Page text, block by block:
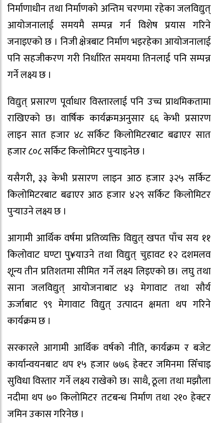
निर्माणाधीन तथा निर्माणको अन्तिम चरणमा रहेका जलविद्युत्
आयोजनालाई समयमै सम्पन्न गर्न विशेष प्रयास गरिने
जनाइएको छ । निजी क्षेत्रबाट निर्माण भइरहेका आयोजनालाई
पनि सहजीकरण गरी निर्धारित समयमा तिनलाई पनि सम्पन्न
गर्ने लक्ष्य छ ।
विद्युत् प्रसारण पूर्वाधार विस्तारलाई पनि उच्च प्राथमिकतामा
राखिएको छ। वार्षिक कार्यक्रमअनुसार ६६ केभी प्रसारण
लाइन सात हजार ४८ सर्किट किलोमिटरबाट बढाएर सात
हजार ८०८ सर्किट किलोमिटर पुर्‍याइनेछ ।
यसैगरी, ३३ केभी प्रसारण लाइन आठ हजार ३२५ सर्किट
किलोमिटरबाट बढाएर आठ हजार ४२९ सर्किट किलोमिटर
पुर्‍याउने लक्ष्य छ ।
आगामी आर्थिक वर्षमा प्रतिव्यक्ति विद्युत् खपत पाँच सय ११
किलोवाट घण्टा पु¥याउने तथा विद्युत् चुहावट १२ दशमलव
शून्य तीन प्रतिशतमा सीमित गर्ने लक्ष्य लिइएको छ। लघु तथा
साना जलविद्युत् आयोजनाबाट ४३ मेगावाट तथा सौर्य
ऊर्जाबाट ९९ मेगावाट विद्युत् उत्पादन क्षमता थप गरिने
कार्यक्रम छ ।
सरकारले आगामी आर्थिक वर्षको नीति, कार्यक्रम र बजेट
कार्यान्वयनबाट थप १५ हजार ७७६ हेक्टर जमिनमा सिँचाइ
सुविधा विस्तार गर्ने लक्ष्य राखेको छ। साथै, ठूला तथा मझौला
नदीमा थप ७० किलोमिटर तटबन्ध निर्माण तथा २१० हेक्टर
जमिन उकास गरिनेछ ।